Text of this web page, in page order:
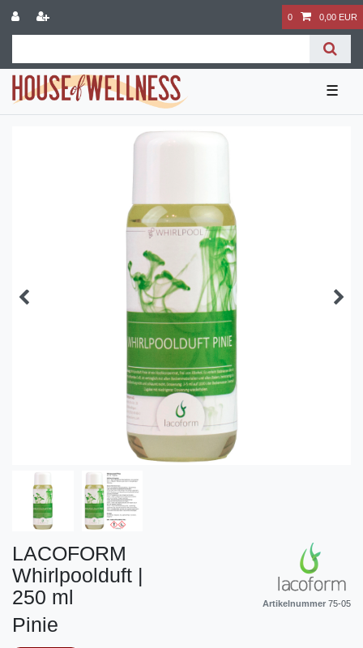
0 0,00 EUR
☰
LACOFORM
Whirlpoolduft |
250 ml
Pinie
Artikelnummer 75-05